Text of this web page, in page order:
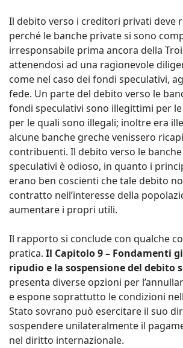
Il debito verso i creditori privati deve
perché le banche private si sono
irresponsabile prima ancora della
attenendosi ad una ragionevole
come nel caso dei fondi speculativi,
fede. Un parte del debito verso le
fondi speculativi sono illegittimi per
per le quali sono illegali; inoltre era
alcune banche greche venissero
contribuenti. Il debito verso le
speculativi è odioso, in quanto i
erano ben coscienti che tale debito
contratto nell’interesse della
aumentare i propri utili.
Il rapporto si conclude con qualche
pratica. Il Capitolo 9 – Fondamenti
ripudio e la sospensione del debito
presenta diverse opzioni per
e espone soprattutto le condizioni
Stato sovrano può esercitare il suo
sospendere unilateralmente il
nel diritto internazionale.